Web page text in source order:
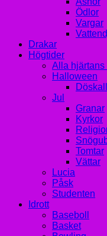
Ödlor
Vargar
Drakar
Högtider
Alla hjärtans
Halloween
Jul
Granar
Kyrkor
Tomtar
Vättar
Lucia
Påsk
Studenten
Idrott
Baseboll
Basket